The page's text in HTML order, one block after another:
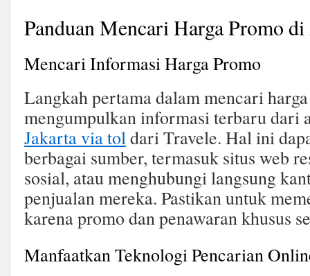
Panduan Mencari Harga Promo
Mencari Informasi Harga Promo
Langkah pertama dalam mencari
mengumpulkan informasi terbaru dari
Jakarta via toldari Travele. Hal ini
berbagai sumber, termasuk situs web
sosial, atau menghubungi langsung
penjualan mereka. Pastikan untuk
karena promo dan penawaran khusus
Manfaatkan Teknologi Pencarian